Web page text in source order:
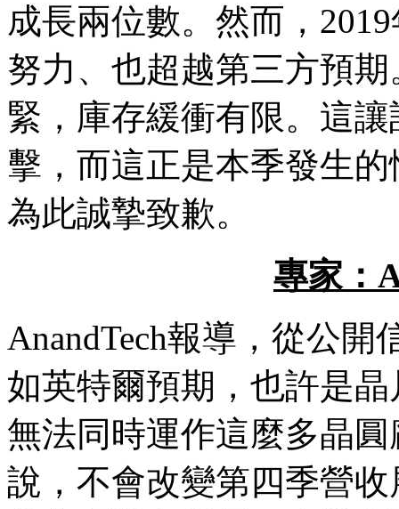
成長兩位數。然而，
努力、也超越第三方預
緊，庫存緩衝有限。這
擊，而這正是本季發生
為此誠摯致歉。
專家：
AnandTech報導，從公
如英特爾預期，也許是
無法同時運作這麼多晶
說，不會改變第四季營